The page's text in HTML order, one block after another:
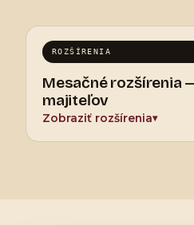
ROZŠÍRENIA
Mesačné rozšírenia
majiteľov
Zobraziť rozšírenia▾